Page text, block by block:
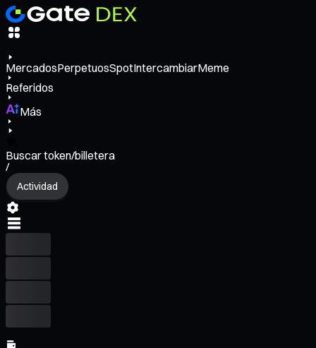
MercadosPerpetuosSpotIntercambiarMeme
Referidos
Más
Buscar token/billetera
/
Actividad